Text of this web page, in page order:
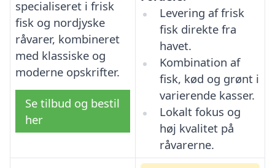
specialiseret i frisk
fisk og nordjyske
råvarer, kombineret
med klassiske og
moderne opskrifter.
Se tilbud og bestil
her
Levering af frisk
fisk direkte fra
havet.
Kombination af
fisk, kød og grønt i
varierende kasser.
Lokalt fokus og
høj kvalitet på
råvarerne.